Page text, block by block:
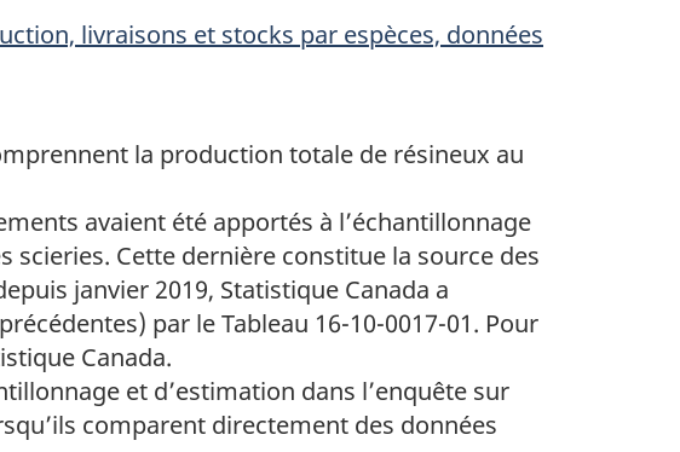
livraisons et stocks par espèces, données
la production totale de résineux au
avaient été apportés à l’échantillonnage
scieries. Cette dernière constitue la source des
janvier 2019, Statistique Canada a
par le Tableau 16-10-0017-01. Pour
Canada.
et d’estimation dans l’enquête sur
comparent directement des données